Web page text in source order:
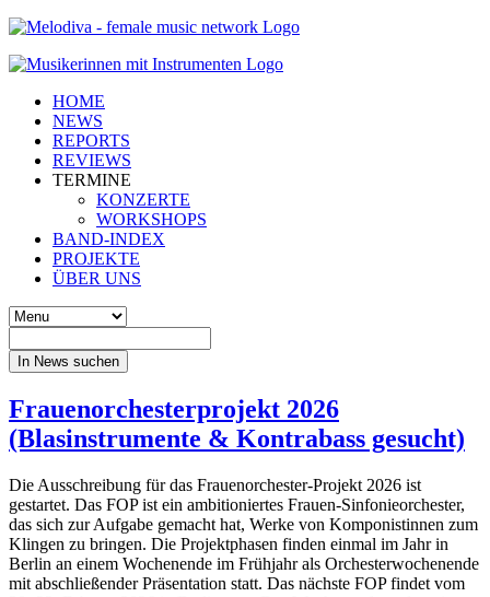
HOME
NEWS
REPORTS
REVIEWS
TERMINE
KONZERTE
WORKSHOPS
BAND-INDEX
PROJEKTE
ÜBER UNS
In News suchen
Frauenorchesterprojekt 2026
(Blasinstrumente & Kontrabass gesucht)
Die Ausschreibung für das Frauenorchester-Projekt 2026 ist
gestartet. Das FOP ist ein ambitioniertes Frauen-Sinfonieorchester,
das sich zur Aufgabe gemacht hat, Werke von Komponistinnen zum
Klingen zu bringen. Die Projektphasen finden einmal im Jahr in
Berlin an einem Wochenende im Frühjahr als Orchesterwochenende
mit abschließender Präsentation statt. Das nächste FOP findet vom